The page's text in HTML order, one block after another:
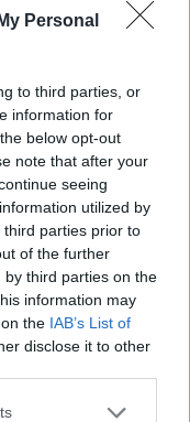
Personal
to third parties, or
information for
below opt-out
note that after your
seeing
utilized by
parties prior to
of the further
third parties on the
information may
the IAB’s List of
disclose it to other
or more Google
περισσευει
βοηθεια;
για τους φτωχους
και χρημα στο
εκ